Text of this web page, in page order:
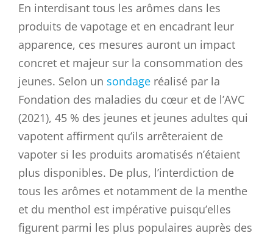
En interdisant tous les arômes dans les
produits de vapotage et en encadrant leur
apparence, ces mesures auront un impact
concret et majeur sur la consommation des
jeunes. Selon un sondage réalisé par la
Fondation des maladies du cœur et de l’AVC
(2021), 45 % des jeunes et jeunes adultes qui
vapotent affirment qu’ils arrêteraient de
vapoter si les produits aromatisés n’étaient
plus disponibles. De plus, l’interdiction de
tous les arômes et notamment de la menthe
et du menthol est impérative puisqu’elles
figurent parmi les plus populaires auprès des